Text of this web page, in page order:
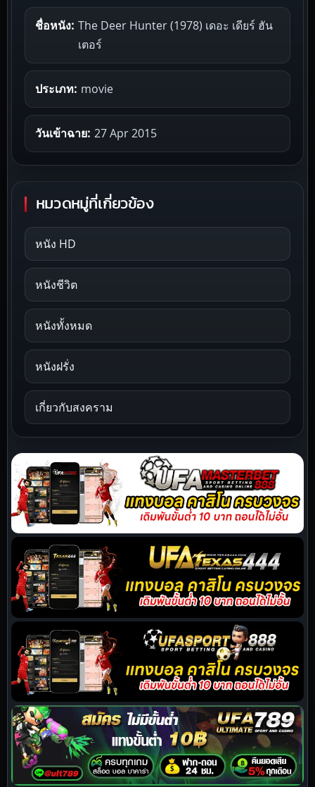
ชื่อหนัง: The Deer Hunter (1978) เดอะ เดียร์ ฮัน
เตอร์
ประเภท: movie
วันเข้าฉาย: 27 Apr 2015
หมวดหมู่ที่เกี่ยวข้อง
หนัง HD
หนังชีวิต
หนังทั้งหมด
หนังฝรั่ง
เกี่ยวกับสงคราม